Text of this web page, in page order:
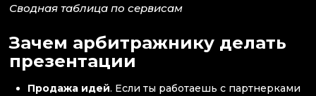
Сводная таблица по сервисам
Зачем арбитражнику делать
презентации
Продажа идей. Если ты работаешь с партнерками